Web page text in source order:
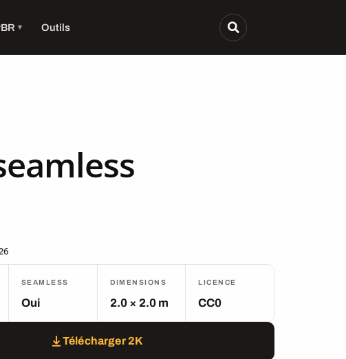
Outils
SEAMLESS
Oui
DIMENSIONS
2.0 × 2.0 m
LICENCE
CC0
Télécharger 2K